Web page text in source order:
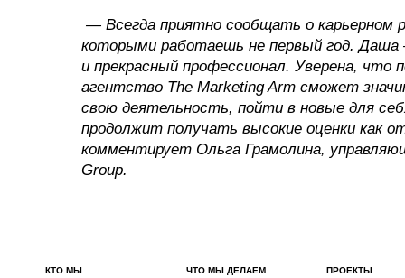
— Всегда приятно сообщать о карьерном
которыми работаешь не первый год. Даша
и прекрасный профессионал. Уверена, что
агентство The Marketing Arm сможет
свою деятельность, пойти в новые для
продолжит получать высокие оценки как
комментирует Ольга Грамолина,
Group.
КТО МЫ ЧТО МЫ ДЕЛАЕМ ПРОЕКТЫ